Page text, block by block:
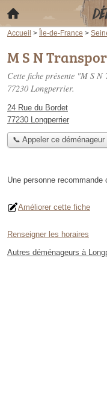
Accueil > Île-de-France >
M S N
Cette fiche présente "M S
77230 Longperrier.
24 Rue du Bordet
77230 Longperrier
📞 Appeler ce déménageur
Une personne recommande
Améliorer cette fiche
Renseigner les horaires
Autres déménageurs à